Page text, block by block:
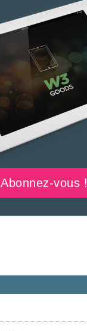
Abonnez-vous !